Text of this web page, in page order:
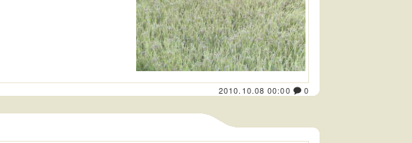
2010.10.08 00:00 0